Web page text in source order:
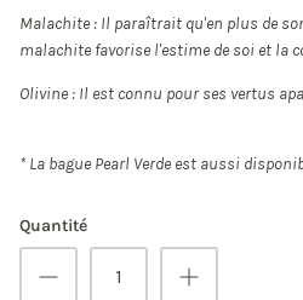
Malachite : Il paraîtrait qu'en plus de
malachite favorise l'estime de soi et la
Olivine : Il est connu pour ses vertus
* La bague Pearl Verde est aussi
Quantité